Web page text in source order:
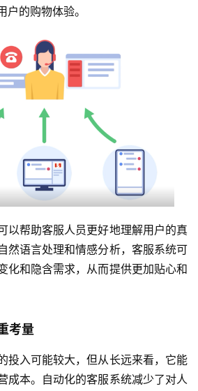
的购物体验。
以帮助客服人员更好地理解用户的真
然语言处理和情感分析，客服系统可
化和隐含需求，从而提供更加贴心和
考量
投入可能较大，但从长远来看，它能
成本。自动化的客服系统减少了对人